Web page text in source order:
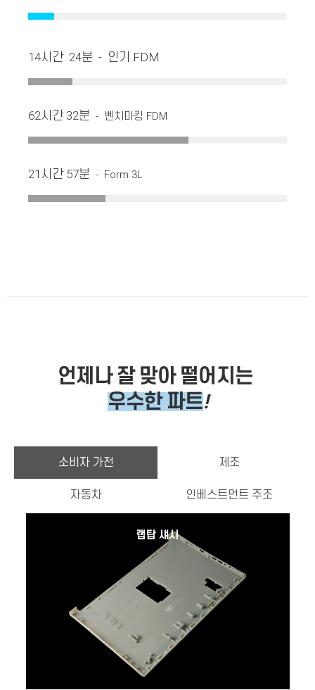
14시간 24분 - 인기 FDM
62시간 32분 - 벤치마킹 FDM
21시간 57분 - Form 3L
언제나 잘 맞아 떨어지는
우수한 파트!
소비자 가전 제조
자동차 인베스트먼트 주조
랩탑 섀시